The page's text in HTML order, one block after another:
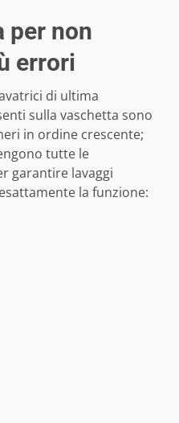
per non
errori
di ultima
sulla vaschetta sono
in ordine crescente;
tutte le
garantire lavaggi
la funzione: